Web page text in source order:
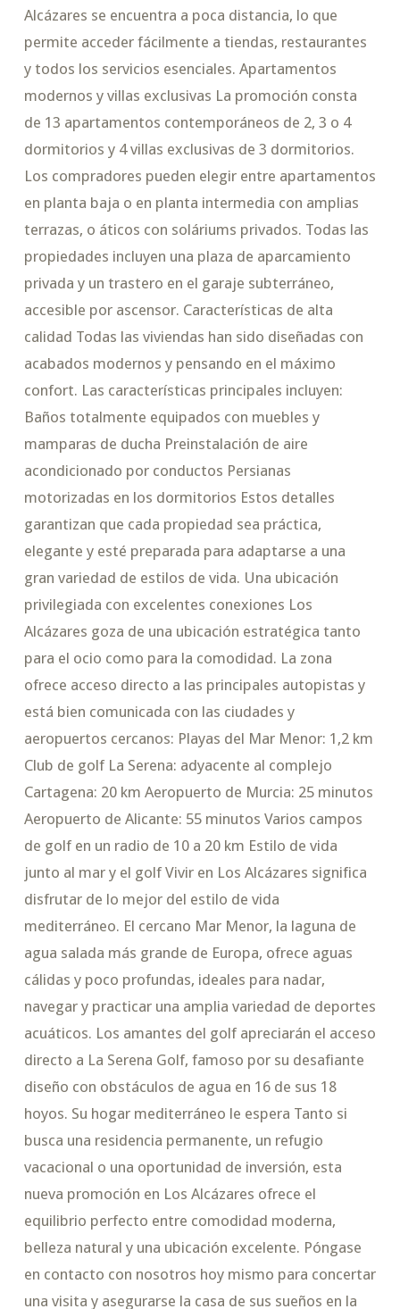
Alcázares se encuentra a poca distancia, lo que
permite acceder fácilmente a tiendas, restaurantes
y todos los servicios esenciales. Apartamentos
modernos y villas exclusivas La promoción consta
de 13 apartamentos contemporáneos de 2, 3 o 4
dormitorios y 4 villas exclusivas de 3 dormitorios.
Los compradores pueden elegir entre apartamentos
en planta baja o en planta intermedia con amplias
terrazas, o áticos con soláriums privados. Todas las
propiedades incluyen una plaza de aparcamiento
privada y un trastero en el garaje subterráneo,
accesible por ascensor. Características de alta
calidad Todas las viviendas han sido diseñadas con
acabados modernos y pensando en el máximo
confort. Las características principales incluyen:
Baños totalmente equipados con muebles y
mamparas de ducha Preinstalación de aire
acondicionado por conductos Persianas
motorizadas en los dormitorios Estos detalles
garantizan que cada propiedad sea práctica,
elegante y esté preparada para adaptarse a una
gran variedad de estilos de vida. Una ubicación
privilegiada con excelentes conexiones Los
Alcázares goza de una ubicación estratégica tanto
para el ocio como para la comodidad. La zona
ofrece acceso directo a las principales autopistas y
está bien comunicada con las ciudades y
aeropuertos cercanos: Playas del Mar Menor: 1,2 km
Club de golf La Serena: adyacente al complejo
Cartagena: 20 km Aeropuerto de Murcia: 25 minutos
Aeropuerto de Alicante: 55 minutos Varios campos
de golf en un radio de 10 a 20 km Estilo de vida
junto al mar y el golf Vivir en Los Alcázares significa
disfrutar de lo mejor del estilo de vida
mediterráneo. El cercano Mar Menor, la laguna de
agua salada más grande de Europa, ofrece aguas
cálidas y poco profundas, ideales para nadar,
navegar y practicar una amplia variedad de deportes
acuáticos. Los amantes del golf apreciarán el acceso
directo a La Serena Golf, famoso por su desafiante
diseño con obstáculos de agua en 16 de sus 18
hoyos. Su hogar mediterráneo le espera Tanto si
busca una residencia permanente, un refugio
vacacional o una oportunidad de inversión, esta
nueva promoción en Los Alcázares ofrece el
equilibrio perfecto entre comodidad moderna,
belleza natural y una ubicación excelente. Póngase
en contacto con nosotros hoy mismo para concertar
una visita y asegurarse la casa de sus sueños en la